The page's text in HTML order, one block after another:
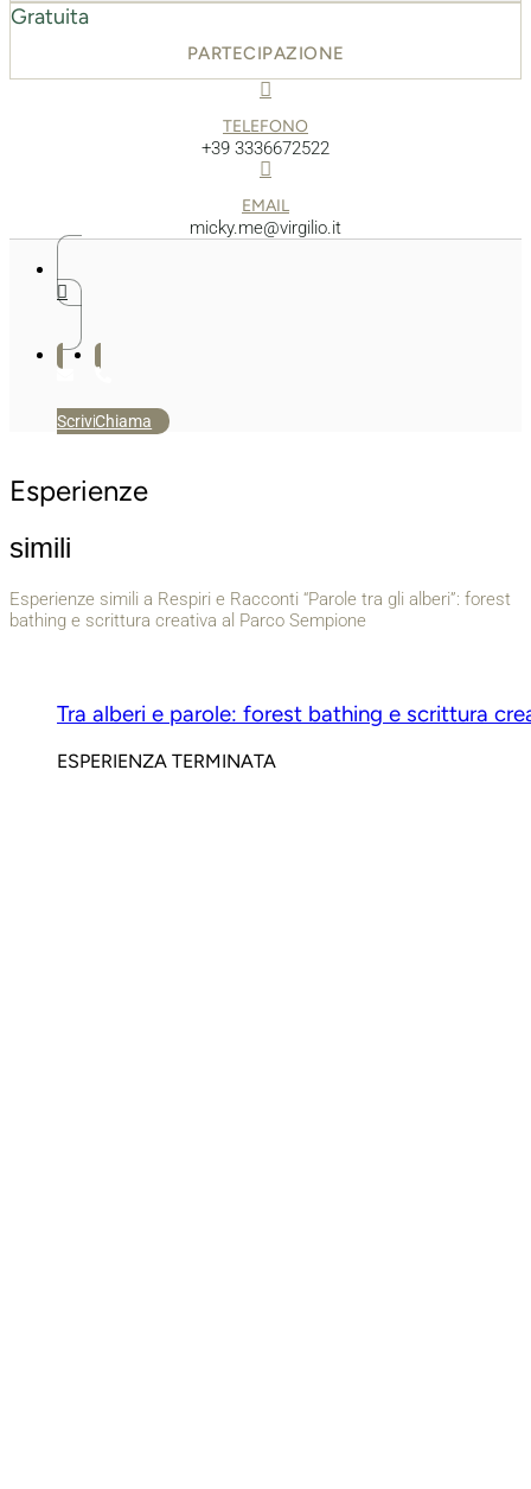
Gratuita
PARTECIPAZIONE
TELEFONO
+39 3336672522
EMAIL
micky.me@virgilio.it
ScriviChiama
Esperienze
simili
Esperienze simili a Respiri e Racconti “Parole tra gli alberi”: forest
bathing e scrittura creativa al Parco Sempione
Tra alberi e parole: forest bathing e scrittura
ESPERIENZA TERMINATA